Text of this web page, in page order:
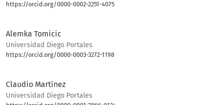
https://orcid.org/0000-0002-2251-4075
Alemka Tomicic
Universidad Diego Portales
https://orcid.org/0000-0003-3272-1198
Claudio Martínez
Universidad Diego Portales